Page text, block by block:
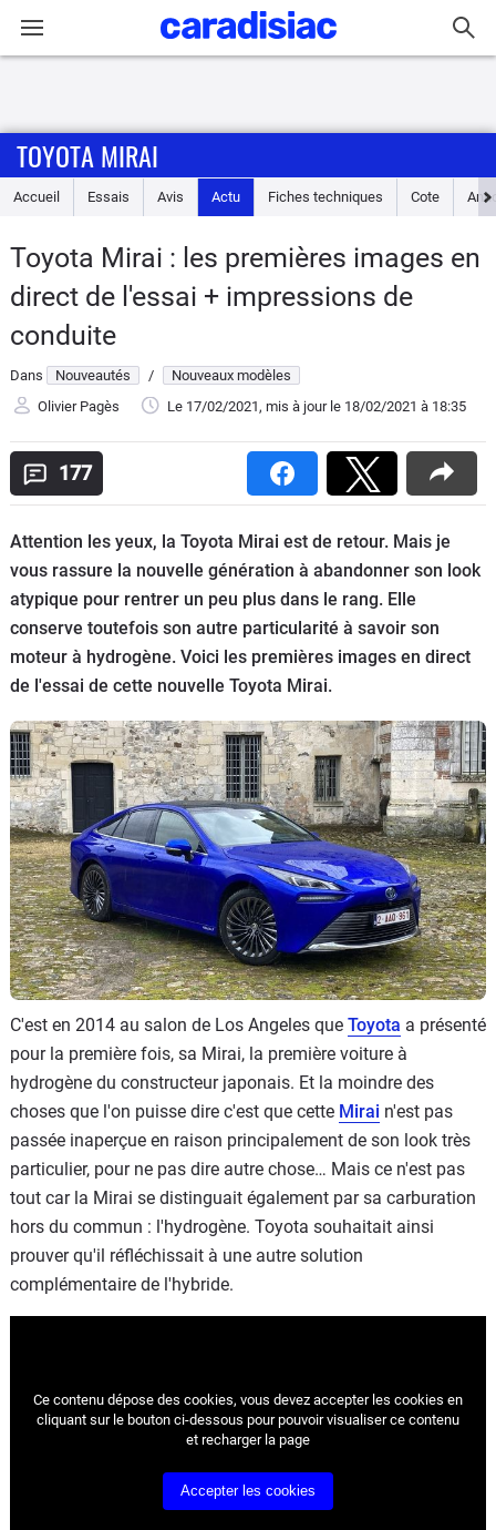
Accueil
Essais
Guide
d'achat
Electriques
Utilitaires
Auto
Services
Forum
Moto
Marques
TOYOTA MIRAI
Accueil Essais Avis Actu Fiches techniques Cote
Toyota Mirai : les premières images en
direct de l'essai + impressions de
conduite
Dans Nouveautés /
Nouveaux modèles
Olivier Pagès
Le 17/02/2021, mis à jour le 18/02/2021 à 18:35
177
Attention les yeux, la Toyota Mirai est de retour. Mais je
vous rassure la nouvelle génération à abandonner son look
atypique pour rentrer un peu plus dans le rang. Elle
conserve toutefois son autre particularité à savoir son
moteur à hydrogène. Voici les premières images en direct
de l'essai de cette nouvelle Toyota Mirai.
C'est en 2014 au salon de Los Angeles que Toyota a présenté
pour la première fois, sa Mirai, la première voiture à
hydrogène du constructeur japonais. Et la moindre des
choses que l'on puisse dire c'est que cette Mirai n'est pas
passée inaperçue en raison principalement de son look très
particulier, pour ne pas dire autre chose… Mais ce n'est pas
tout car la Mirai se distinguait également par sa carburation
hors du commun : l'hydrogène. Toyota souhaitait ainsi
prouver qu'il réfléchissait à une autre solution
complémentaire de l'hybride.
Ce contenu dépose des cookies, vous devez accepter les cookies en
cliquant sur le bouton ci-dessous pour pouvoir visualiser ce contenu
et recharger la page
Accepter les cookies